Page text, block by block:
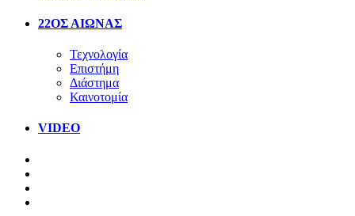
22ΟΣ ΑΙΩΝΑΣ
Τεχνολογία
Επιστήμη
Διάστημα
Καινοτομία
VIDEO